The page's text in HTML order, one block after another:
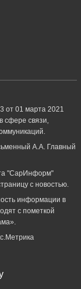
от 01 марта 2021
сфере связи,
А.А. Главный
"СарИнформ"
с новостью.
информации в
с пометкой